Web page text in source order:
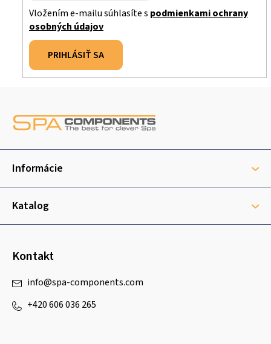
Vložením e-mailu súhlasíte s podmienkami ochrany
osobných údajov
PRIHLÁSIŤ SA
ä
i
Informácie
Katalog
Kontakt
info@spa-components.com
+420 606 036 265